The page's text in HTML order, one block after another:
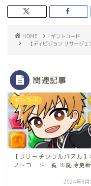
HOME
ギフトコード
【ディビジョン リサージ
関連記事
ギフトコード
【ブリーチソウルパズル】
フトコード一覧 ※随時更新
2024年9月